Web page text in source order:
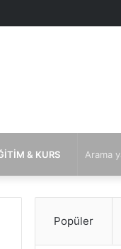
& KURS
Popüler